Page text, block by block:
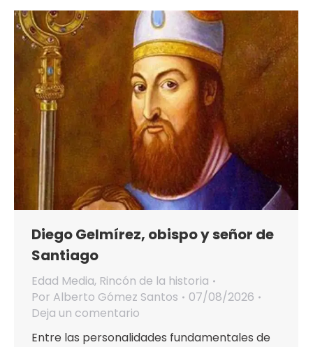
Diego Gelmírez, obispo y señor de
Santiago
Edad Media, Rincón de la historia
Por Alberto Gómez Santos
07/08/2026
Deja un comentario
Entre las personalidades fundamentales de